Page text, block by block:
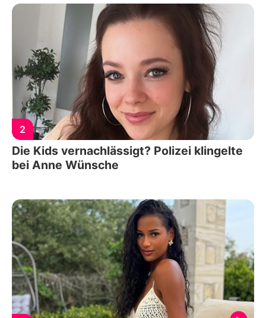
2
Die Kids vernachlässigt? Polizei klingelte
bei Anne Wünsche